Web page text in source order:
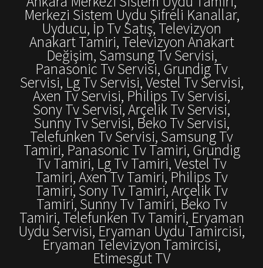
Merkezi Sistem Uydu Şifreli Kanallar,
Uyducu, İp Tv Satış, Televizyon
Anakart Tamiri, Televizyon Anakart
Değişim, Samsung Tv Servisi,
Panasonic Tv Servisi, Grundig Tv
Servisi, Lg Tv Servisi, Vestel Tv Servisi,
Axen Tv Servisi, Philips Tv Servisi,
Sony Tv Servisi, Arçelik Tv Servisi,
Sunny Tv Servisi, Beko Tv Servisi,
Telefunken Tv Servisi, Samsung Tv
Tamiri, Panasonic Tv Tamiri, Grundig
Tv Tamiri, Lg Tv Tamiri, Vestel Tv
Tamiri, Axen Tv Tamiri, Philips Tv
Tamiri, Sony Tv Tamiri, Arçelik Tv
Tamiri, Sunny Tv Tamiri, Beko Tv
Tamiri, Telefunken Tv Tamiri, Eryaman
Uydu Servisi, Eryaman Uydu Tamircisi,
Eryaman Televizyon Tamircisi,
Etimesgut TV